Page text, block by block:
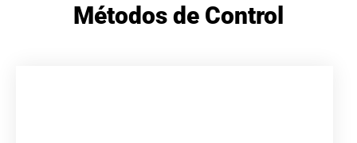
Métodos de Control